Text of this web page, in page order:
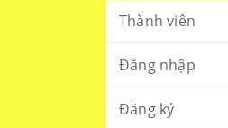
Thành viên
Đăng nhập
Đăng ký